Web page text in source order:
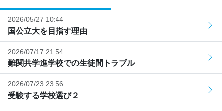
2026/05/27 10:44
国公立大を目指す理由
2026/07/17 21:54
難関共学進学校での生徒間トラブル
2026/07/23 23:56
受験する学校選び２